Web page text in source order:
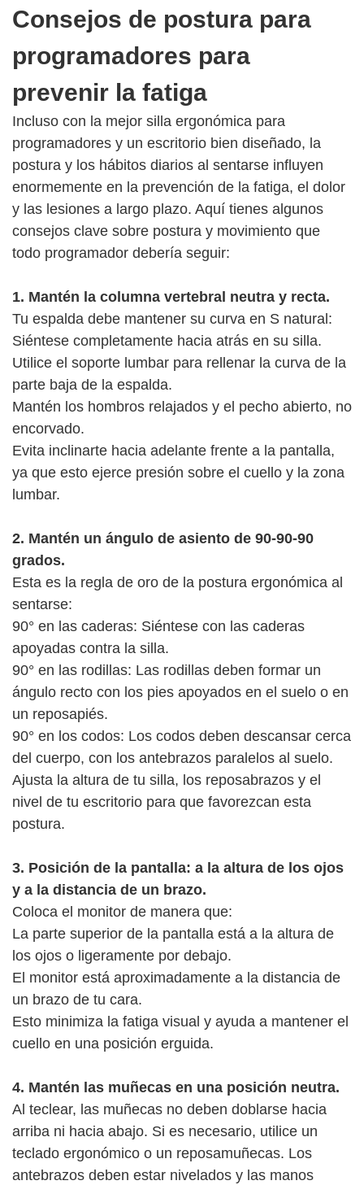
Consejos de postura para
programadores para
prevenir la fatiga
Incluso con la mejor silla ergonómica para
programadores y un escritorio bien diseñado, la
postura y los hábitos diarios al sentarse influyen
enormemente en la prevención de la fatiga, el dolor
y las lesiones a largo plazo. Aquí tienes algunos
consejos clave sobre postura y movimiento que
todo programador debería seguir:
1. Mantén la columna vertebral neutra y recta.
Tu espalda debe mantener su curva en S natural:
Siéntese completamente hacia atrás en su silla.
Utilice el soporte lumbar para rellenar la curva de la
parte baja de la espalda.
Mantén los hombros relajados y el pecho abierto, no
encorvado.
Evita inclinarte hacia adelante frente a la pantalla,
ya que esto ejerce presión sobre el cuello y la zona
lumbar.
2. Mantén un ángulo de asiento de 90-90-90
grados.
Esta es la regla de oro de la postura ergonómica al
sentarse:
90° en las caderas: Siéntese con las caderas
apoyadas contra la silla.
90° en las rodillas: Las rodillas deben formar un
ángulo recto con los pies apoyados en el suelo o en
un reposapiés.
90° en los codos: Los codos deben descansar cerca
del cuerpo, con los antebrazos paralelos al suelo.
Ajusta la altura de tu silla, los reposabrazos y el
nivel de tu escritorio para que favorezcan esta
postura.
3. Posición de la pantalla: a la altura de los ojos
y a la distancia de un brazo.
Coloca el monitor de manera que:
La parte superior de la pantalla está a la altura de
los ojos o ligeramente por debajo.
El monitor está aproximadamente a la distancia de
un brazo de tu cara.
Esto minimiza la fatiga visual y ayuda a mantener el
cuello en una posición erguida.
4. Mantén las muñecas en una posición neutra.
Al teclear, las muñecas no deben doblarse hacia
arriba ni hacia abajo. Si es necesario, utilice un
teclado ergonómico o un reposamuñecas. Los
antebrazos deben estar nivelados y las manos